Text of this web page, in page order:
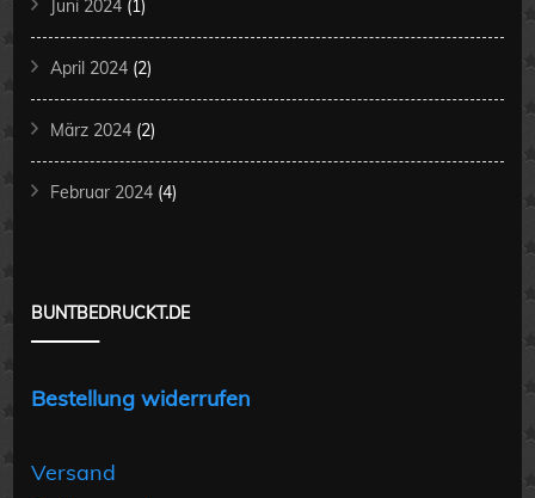
Juni 2024 (1)
April 2024 (2)
März 2024 (2)
Februar 2024 (4)
BUNTBEDRUCKT.DE
Bestellung widerrufen
Versand